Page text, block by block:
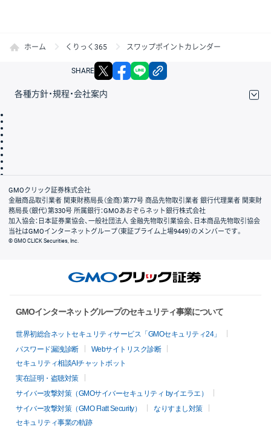
ホーム くりっく365 スワップポイントカレンダー
SHARE X facebook
各種方針・規程・会社案内
会社案内
GMOクリック証券株式会社
金融商品取引業者 関東財務局長（金商）第77号 商品先物取引業者 銀行代理業者 関東財
務局長（銀代）第330号 所属銀行：GMOあおぞらネット銀行株式会社
加入協会：日本証券業協会、一般社団法人 金融先物取引業協会、日本商品先物取引協会
当社はGMOインターネットグループ（東証プライム上場9449）のメンバーです。
© GMO CLICK Securities, Inc.
GMOインターネットグループのセキュリティ事業について
世界初総合ネットセキュリティサービス「GMOセキュリティ24」
パスワード漏洩診断
Webサイトリスク診断
セキュリティ相談AIチャットボット
実在証明・盗聴対策
サイバー攻撃対策（GMOサイバーセキュリティ byイエラエ）
サイバー攻撃対策（GMO Flatt Security）
なりすまし対策
セキュリティ事業の軌跡